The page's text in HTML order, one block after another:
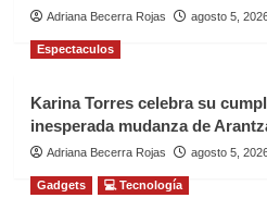
Adriana Becerra Rojas agosto 5,
Espectaculos
Karina Torres celebra su
inesperada mudanza de
Adriana Becerra Rojas agosto 5,
Gadgets 💻 Tecnología